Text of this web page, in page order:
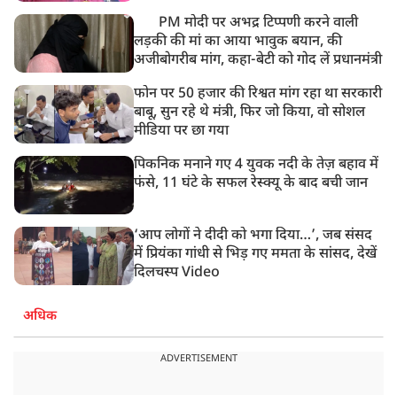
PM मोदी पर अभद्र टिप्पणी करने वाली
लड़की की मां का आया भावुक बयान, की
अजीबोगरीब मांग, कहा-बेटी को गोद लें प्रधानमंत्री
फोन पर 50 हजार की रिश्वत मांग रहा था सरकारी
बाबू, सुन रहे थे मंत्री, फिर जो किया, वो सोशल
मीडिया पर छा गया
पिकनिक मनाने गए 4 युवक नदी के तेज़ बहाव में
फंसे, 11 घंटे के सफल रेस्क्यू के बाद बची जान
‘आप लोगों ने दीदी को भगा दिया…’, जब संसद
में प्रियंका गांधी से भिड़ गए ममता के सांसद, देखें
दिलचस्प Video
अधिक
ADVERTISEMENT